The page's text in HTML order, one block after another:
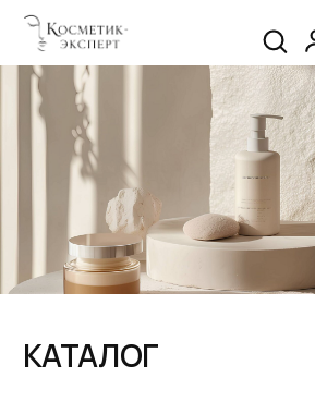
Только эффективная косметика, проверенная
КАТАЛОГ